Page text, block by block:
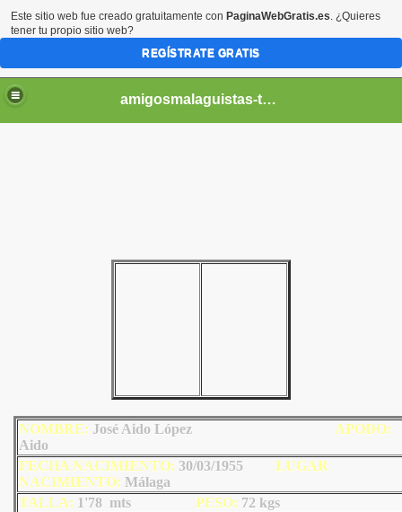
amigosmalaguistas-temporadas
NOMBRE: José Aido López APODO:
Aido
FECHA NACIMIENTO: 30/03/1955 LUGAR
NACIMIENTO: Málaga
TALLA: 1'78 mts PESO: 72 kgs
Este sitio web fue creado gratuitamente con PaginaWebGratis.es. ¿Quieres
tener tu propio sitio web?
REGÍSTRATE GRATIS